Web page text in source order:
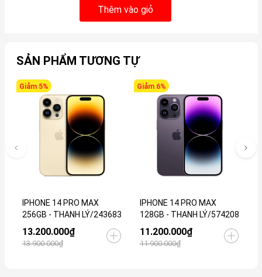
Thêm vào giỏ
SẢN PHẨM TƯƠNG TỰ
Giảm 5%
IPHONE 14 PRO MAX
256GB - THANH LÝ/243683
13.200.000₫
13.900.000₫
Giảm 6%
IPHONE 14 PRO MAX
128GB - THANH LÝ/574208
11.200.000₫
11.900.000₫